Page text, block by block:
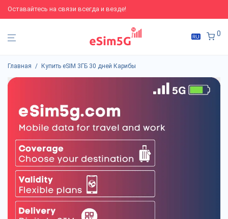
Оставайтесь на связи всегда и везде!
0
Главная / Купить eSIM 3ГБ 30 дней Карибы